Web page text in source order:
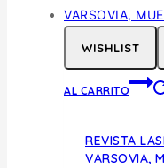
WISHLIST
AL CARRITO
REVISTA
VARSOVIA,